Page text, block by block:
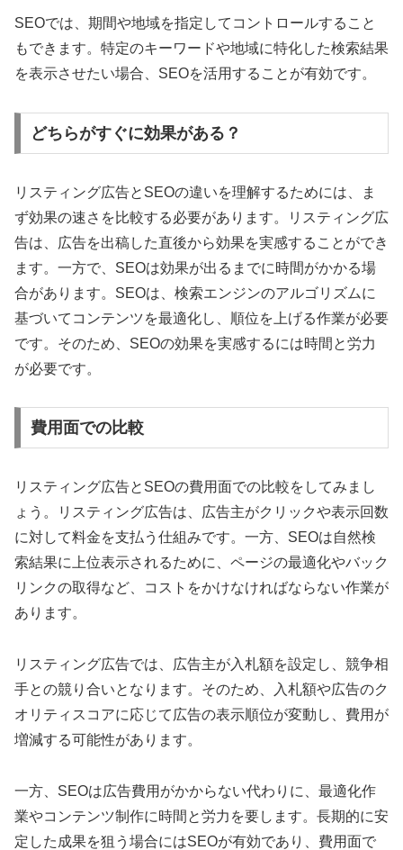
SEOでは、期間や地域を指定してコントロールすること
もできます。特定のキーワードや地域に特化した検索結果
を表示させたい場合、SEOを活用することが有効です。
どちらがすぐに効果がある？
リスティング広告とSEOの違いを理解するためには、ま
ず効果の速さを比較する必要があります。リスティング広
告は、広告を出稿した直後から効果を実感することができ
ます。一方で、SEOは効果が出るまでに時間がかかる場
合があります。SEOは、検索エンジンのアルゴリズムに
基づいてコンテンツを最適化し、順位を上げる作業が必要
です。そのため、SEOの効果を実感するには時間と労力
が必要です。
費用面での比較
リスティング広告とSEOの費用面での比較をしてみまし
ょう。リスティング広告は、広告主がクリックや表示回数
に対して料金を支払う仕組みです。一方、SEOは自然検
索結果に上位表示されるために、ページの最適化やバック
リンクの取得など、コストをかけなければならない作業が
あります。
リスティング広告では、広告主が入札額を設定し、競争相
手との競り合いとなります。そのため、入札額や広告のク
オリティスコアに応じて広告の表示順位が変動し、費用が
増減する可能性があります。
一方、SEOは広告費用がかからない代わりに、最適化作
業やコンテンツ制作に時間と労力を要します。長期的に安
定した成果を狙う場合にはSEOが有効であり、費用面で